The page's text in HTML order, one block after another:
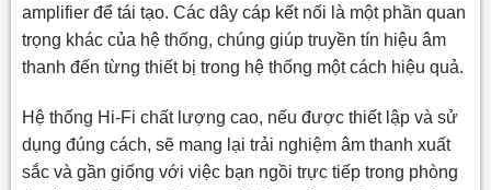
amplifier để tái tạo. Các dây cáp kết nối là một phần quan
trọng khác của hệ thống, chúng giúp truyền tín hiệu âm
thanh đến từng thiết bị trong hệ thống một cách hiệu quả.
Hệ thống Hi-Fi chất lượng cao, nếu được thiết lập và sử
dụng đúng cách, sẽ mang lại trải nghiệm âm thanh xuất
sắc và gần giống với việc bạn ngồi trực tiếp trong phòng